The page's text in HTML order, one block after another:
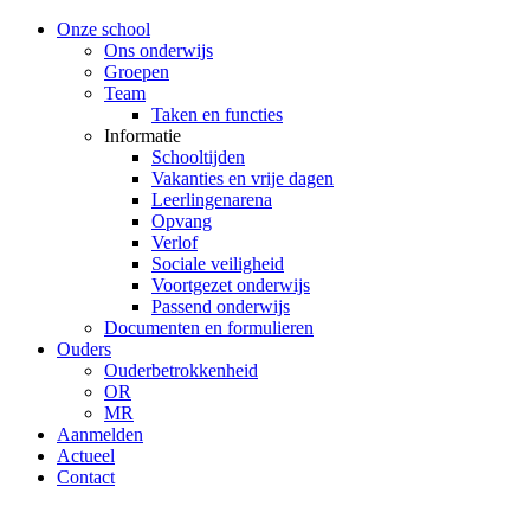
Onze school
Ons onderwijs
Groepen
Team
Taken en functies
Informatie
Schooltijden
Vakanties en vrije dagen
Leerlingenarena
Opvang
Verlof
Sociale veiligheid
Voortgezet onderwijs
Passend onderwijs
Documenten en formulieren
Ouders
Ouderbetrokkenheid
OR
MR
Aanmelden
Actueel
Contact